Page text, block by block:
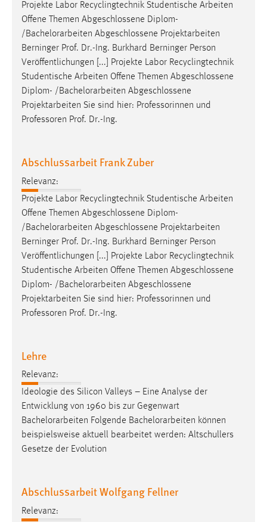
Projekte Labor Recyclingtechnik Studentische Arbeiten
Offene Themen Abgeschlossene Diplom-
/Bachelorarbeiten Abgeschlossene Projektarbeiten
Berninger Prof. Dr.-Ing. Burkhard Berninger Person
Veröffentlichungen [...] Projekte Labor Recyclingtechnik
Studentische Arbeiten Offene Themen Abgeschlossene
Diplom- /Bachelorarbeiten Abgeschlossene
Projektarbeiten Sie sind hier: Professorinnen und
Professoren Prof. Dr.-Ing.
Abschlussarbeit Frank Zuber
Relevanz:
Projekte Labor Recyclingtechnik Studentische Arbeiten
Offene Themen Abgeschlossene Diplom-
/ Bachelorarbeiten Abgeschlossene Projektarbeiten
Berninger Prof. Dr.-Ing. Burkhard Berninger Person
Veröffentlichungen [...] Projekte Labor Recyclingtechnik
Studentische Arbeiten Offene Themen Abgeschlossene
Diplom- / Bachelorarbeiten Abgeschlossene
Projektarbeiten Sie sind hier: Professorinnen und
Professoren Prof. Dr.-Ing.
Lehre
Relevanz:
Ideologie des Silicon Valleys – Eine Analyse der
Entwicklung von 1960 bis zur Gegenwart
Bachelorarbeiten Folgende Bachelorarbeiten können
beispielsweise aktuell bearbeitet werden: Altschullers
Gesetze der Evolution
Abschlussarbeit Wolfgang Fellner
Relevanz:
Cookie Laufzeit:
Max. 13 Monate
MARKETING
Marketing Cookies werden von Drittanbietern
verwendet, um personalisierte Werbung anzuzeigen.
Sie tun dies, indem sie Besucher über Websites
Google Ads
Name:
_gcl_au
Anbieter:
Google Ireland Limited
Zweck:
Conversion-Tracking
Cookie Laufzeit:
3 Monate
Name:
_fbp
Anbieter:
Facebook
Zweck:
Conversion-Tracking